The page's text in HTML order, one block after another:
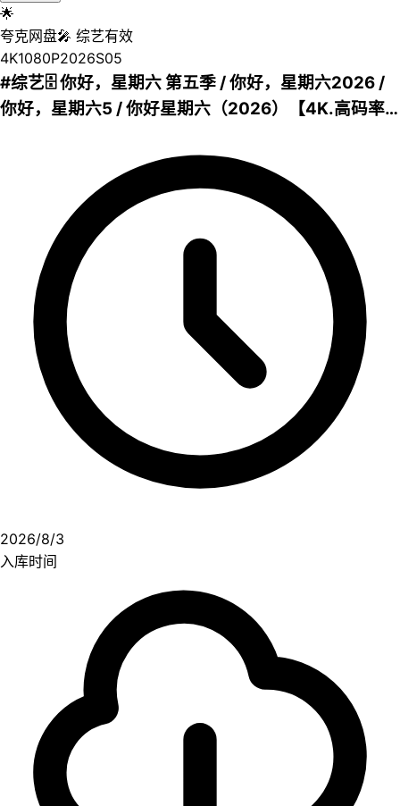
🌟
夸克网盘🎤 综艺有效
4K1080P2026S05
#综艺🗄 你好，星期六 第五季 / 你好，星期六2026 /
你好，星期六5 / 你好星期六（2026）【4K.高码率
艺能的全面深度挖掘、精品表演秀的创意呈现、最具
热点的社会性话题输出等方面进行设计，开创剧综联
动新玩法。何炅担任主持人，檀健次、李雪琴、秦霄
贤、王鹤棣、丁程鑫、杨迪、吴泽林等担任阶段性常
驻嘉宾，每期会邀请几位飞行嘉宾参与录制，包括各
行各业的代表以及不同领域的艺术团体。节目内容由
访谈、互动、秀等环节构成，是一个集观众表达、主
流表达、娱乐表达三位一体的国民综艺。💾夸克网盘
📁 大小：NG🏷 标签：#综艺 #真人秀 #你好星期六
#4K #高码率⬇️【评论区可搜索】 | 🔍网盘专搜
2026/8/3
入库时间